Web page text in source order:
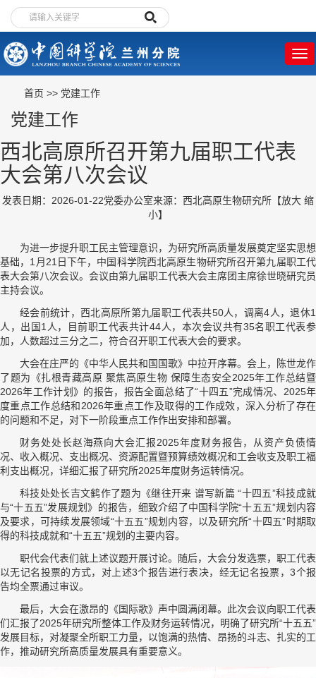
首页 >> 党建工作
党建工作
西北高原所召开第九届职工代表
大会第八次会议
发表日期：2026-01-22党委办公室来源：西北高原生物研究所 【放大 缩
小】
为进一步提升职工民主管理意识，为研究所高质量发展奠定坚实思想
基础，1月21日下午，中国科学院西北高原生物研究所召开第九届职工代
表大会第八次会议。会议由第九届职工代表大会主席团主席徐世晓研究员
主持会议。
经会前统计，西北高原所第九届职工代表共50人，调离4人，退休1
人，出国1人，目前职工代表共计44人，本次会议共有35名职工代表参
加，人数超过三分之二，符合召开职工代表大会的要求。
大会在庄严的《中华人民共和国国歌》中拉开序幕。会上，陈世龙作
了题为《扎根青藏高原 聚焦高原生物 保障生态安全2025年工作总结暨
2026年工作计划》的报告，报告全面总结了“十四五”完成情况、2025年
度重点工作总结和2026年重点工作及取得的工作成效，深入分析了存在
的问题和不足，对下一阶段重点工作作出安排和部署。
财务处处长赵海燕向大会汇报2025年度财务报告，从资产负债情
况、收入概况、支出概况、资源配置暨预算绩效概况和工会收支及职工福
利支出概况，详细汇报了研究所2025年度财务运转情况。
科技处处长吉文鹤作了题为《继往开来 谱写新篇 “十四五”科技成就
与“十五五”发展规划》的报告，细致介绍了中国科学院“十五五”规划内容
及要求，可持续发展领域“十五五”规划内容，以及研究所“十四五”时期取
得的科技成就和“十五五”规划的主要内容。
职代会代表们就上述议题开展讨论。随后，大会分发选票，职工代表
以无记名投票的方式，对上述3个报告进行表决，经无记名投票，3个报
告均全票通过审议。
最后，大会在激昂的《国际歌》声中圆满闭幕。此次会议向职工代表
们汇报了2025年研究所整体工作及财务运转情况，明确了研究所“十五五”
发展目标，对凝聚全所职工力量，以饱满的热情、昂扬的斗志、扎实的工
作，推动研究所高质量发展具有重要意义。